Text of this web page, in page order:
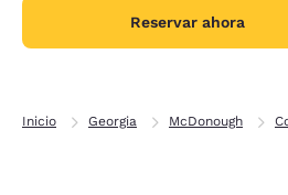
Reservar ahora
Inicio Georgia McDonough